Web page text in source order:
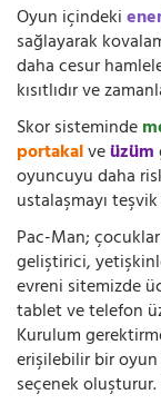
Oyun içindeki
sağlayarak
daha cesur
kısıtlıdır ve
Skor sisteminde
portakalveüzüm
oyuncuyu daha
ustalaşmayı
Pac-Man;
geliştirici,
evreni sitemizde
tablet ve telefon
Kurulum
erişilebilir bir
seçenek